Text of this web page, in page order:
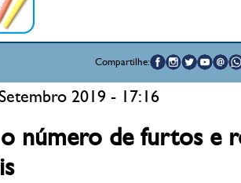
Compartilhe:
2019 - 17:16
número de furtos e